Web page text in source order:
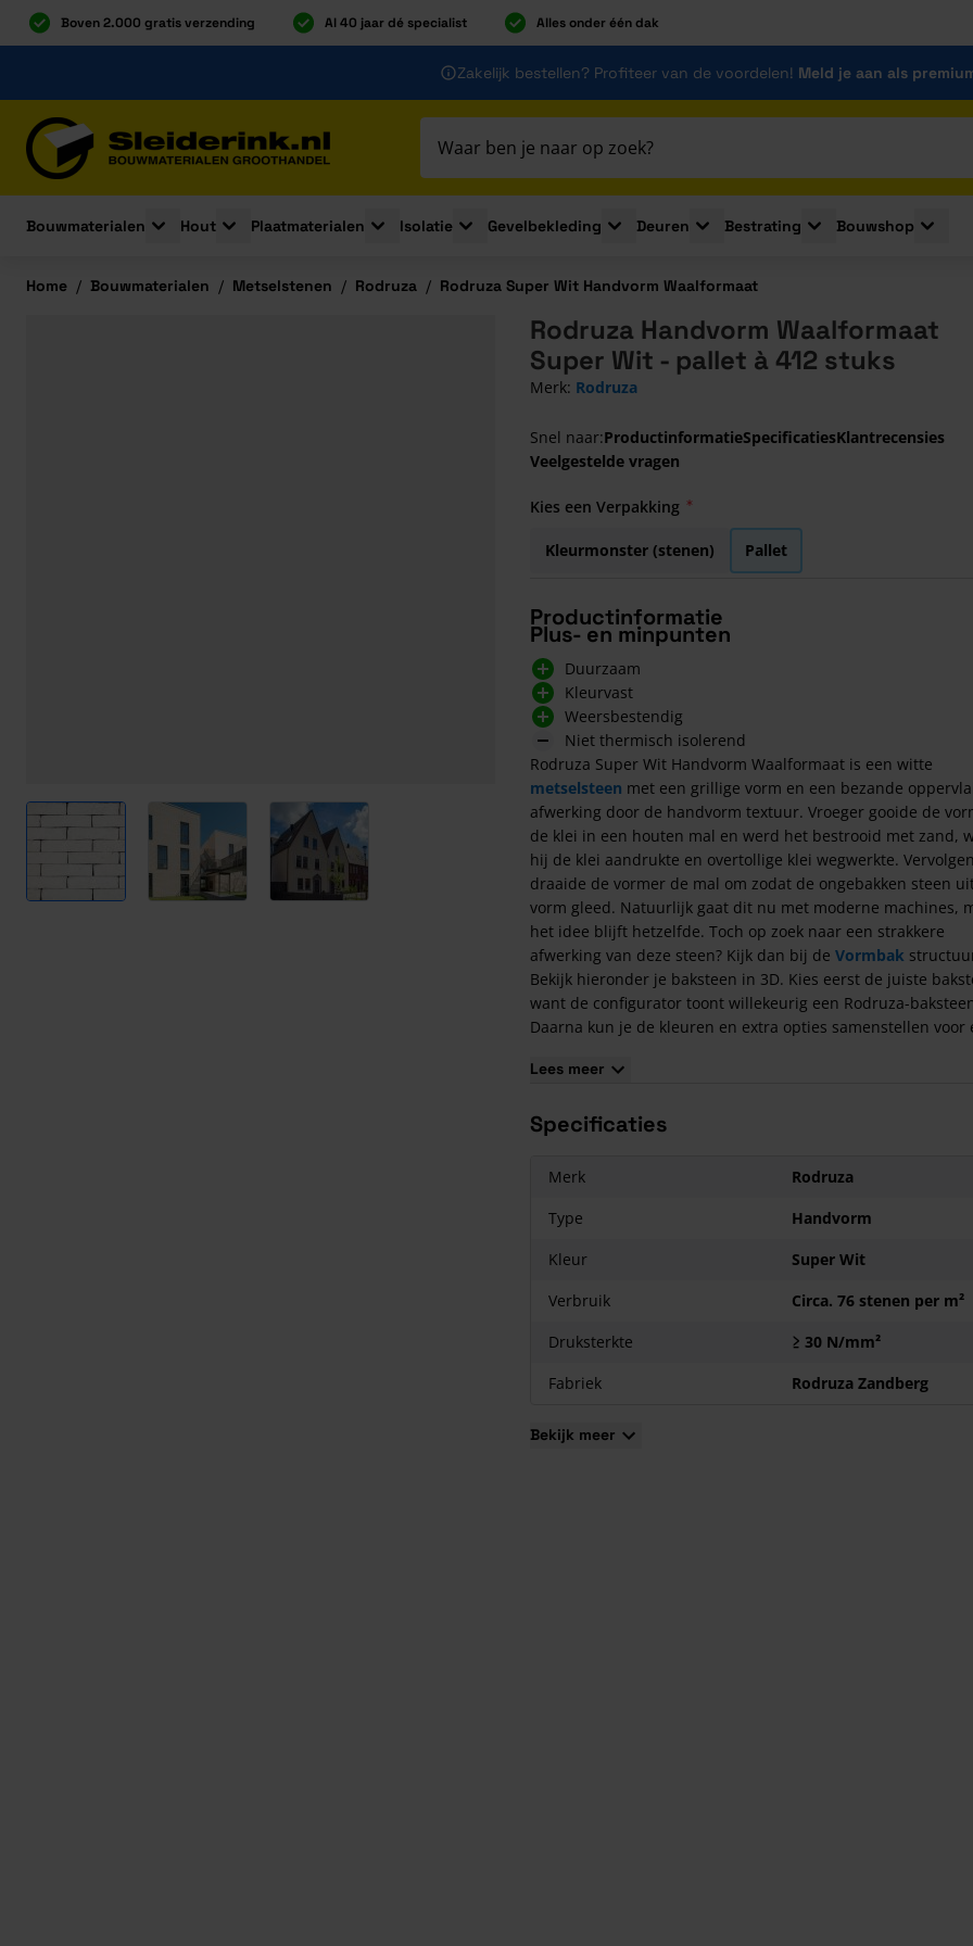
Boven 2.000 gratis verzending Al 40 jaar dé specialist Alles onder één dak
Zakelijk bestellen? Profiteer van de voordelen! Meld je aan als
Bouwmaterialen
Toggle submenu for Bouwmaterialen
Hout
Toggle submenu for Hout
Plaatmaterialen
Toggle submenu for Plaatmaterialen
Isolatie
Toggle submenu for Isolatie
Gevelbekleding
Toggle submenu for Gevelbekleding
Deuren
Toggle submenu for Deuren
Bestrating
Toggle submenu for
Bouwshop
Home / Bouwmaterialen / Metselstenen / Rodruza / Rodruza Super Wit Handvorm Waalformaat
View larger imageView larger image View larger image
Rodruza Handvorm Waalformaat
Super Wit - pallet à 412 stuks
Merk: Rodruza
Snel naar:ProductinformatieSpecificatiesKlantrecensies
Veelgestelde vragen
Kies een Verpakking
Kleurmonster (stenen) Pallet
Productinformatie
Plus- en minpunten
Duurzaam
Kleurvast
Weersbestendig
Niet thermisch isolerend
Rodruza Super Wit Handvorm Waalformaat is een witte
metselsteen met een grillige vorm en een bezande
afwerking door de handvorm textuur. Vroeger gooide de
de klei in een houten mal en werd het bestrooid met zand,
hij de klei aandrukte en overtollige klei wegwerkte.
draaide de vormer de mal om zodat de ongebakken steen
vorm gleed. Natuurlijk gaat dit nu met moderne machines,
het idee blijft hetzelfde. Toch op zoek naar een strakkere
afwerking van deze steen? Kijk dan bij de Vormbak
Bekijk hieronder je baksteen in 3D. Kies eerst de juiste
want de configurator toont willekeurig een Rodruza-
Daarna kun je de kleuren en extra opties samenstellen voor
Nog niet zeker over je keuze? Het is ook mogelijk om eerst een
Waalformaat
Deze gevelsteen heeft een handvorm textuur, een witte
en een grillige en bezande oppervlakte afwerking. Tenslotte
afmeting van deze metselsteen van Rodruza ± 210x100x50
Lees meer
Specificaties
Merk
Rodruza
Type
Handvorm
Kleur
Super Wit
Verbruik
Circa. 76 stenen per m²
Druksterkte
≥ 30 N/mm²
Fabriek
Rodruza Zandberg
Bekijk meer